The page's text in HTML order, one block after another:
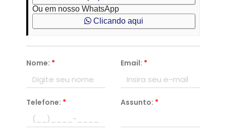
Ou em nosso WhatsApp
Clicando aqui
Nome: * Email: *
Telefone: * Assunto: *